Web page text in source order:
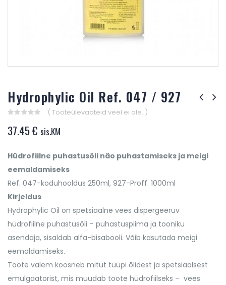
Hydrophylic Oil Ref. 047 / 927
out
of
( Tooteülevaateid veel ei ole. )
37.45€ sis.KM
Hüdrofiilne puhastusõli näo puhastamiseks ja meigi
eemaldamiseks
Ref. 047-koduhooldus 250ml, 927-Proff. 1000ml
Kirjeldus
Hydrophylic Oil on spetsiaalne vees dispergeeruv
hüdrofiilne puhastusõli – puhastuspiima ja tooniku
asendaja, sisaldab alfa-bisabooli. Võib kasutada meigi
eemaldamiseks.
Toote valem koosneb mitut tüüpi õlidest ja spetsiaalsest
emulgaatorist, mis muudab toote hüdrofiilseks – vees